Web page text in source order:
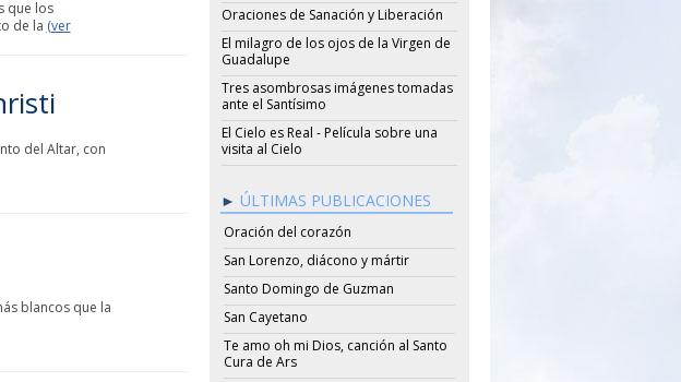
que los
de la (ver
del Altar, con
blancos que la
Oraciones de Sanación y Liberación
El milagro de los ojos de la Virgen de
Guadalupe
Tres asombrosas imágenes tomadas
ante el Santísimo
El Cielo es Real - Película sobre una
visita al Cielo
ÚLTIMAS PUBLICACIONES
Oración del corazón
San Lorenzo, diácono y mártir
Santo Domingo de Guzman
San Cayetano
Te amo oh mi Dios, canción al Santo
Cura de Ars